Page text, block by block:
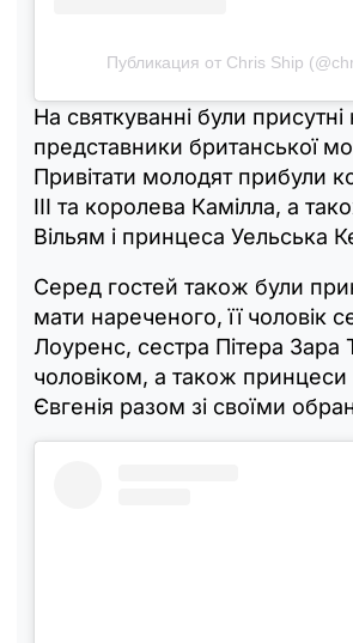
Публикация от Chris Ship
На святкуванні були присутні
представники британської
Привітати молодят прибули
III та королева Камілла, а
Вільям і принцеса Уельська
Серед гостей також були
мати нареченого, її чоловік
Лоуренс, сестра Пітера Зара
чоловіком, а також принцеси
Євгенія разом зі своїми